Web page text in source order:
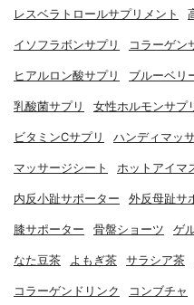
レスベラトロールサプリメント
イソフラボンサプリ コラーゲン
ヒアルロン酸サプリ ブルーベリ
乳酸菌サプリ 女性ホルモンサプ
ビタミンCサプリ ハンディマッ
マッサージシート ホットアイマ
内反小趾サポーター 外反母趾サ
膝サポーター 骨盤ショーツ ゲ
なた豆茶 よもぎ茶 サラシア茶
コラーゲンドリンク コンブチャ